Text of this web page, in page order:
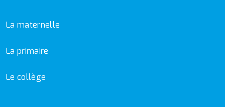
La maternelle
La primaire
Le collège